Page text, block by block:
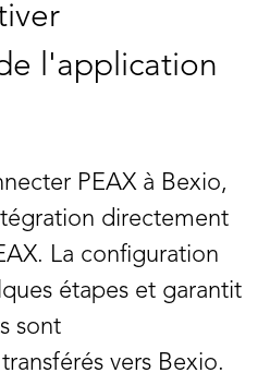
l'application
PEAX à Bexio,
directement
La configuration
étapes et garantit
sont
vers Bexio.